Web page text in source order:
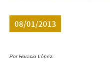
08/01/2013
Por Horacio López.